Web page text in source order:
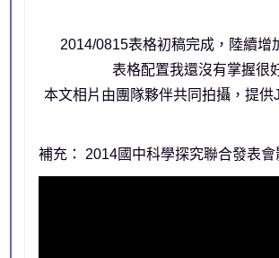
2014/0815表格初稿完成，陸續增
表格配置我還沒有掌握很
本文相片由團隊夥伴共同拍攝，提供
補充： 2014國中科學探究聯合發表會